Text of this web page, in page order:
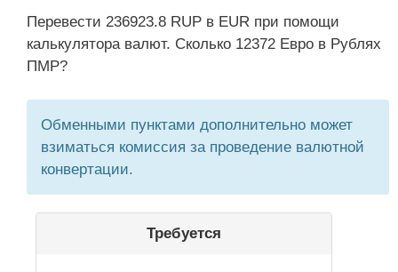
Перевести 236923.8 RUP в EUR при помощи
калькулятора валют. Сколько 12372 Евро в Рублях
ПМР?
Обменными пунктами дополнительно может
взиматься комиссия за проведение валютной
конвертации.
Требуется